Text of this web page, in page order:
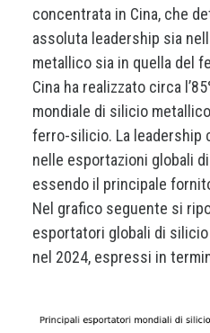
concentrata in Cina, che
assoluta leadership sia
metallico sia in quella del
Cina ha realizzato circa
mondiale di silicio
ferro-silicio. La leadership
nelle esportazioni globali
essendo il principale
Nel grafico seguente si
esportatori globali di
nel 2024, espressi in